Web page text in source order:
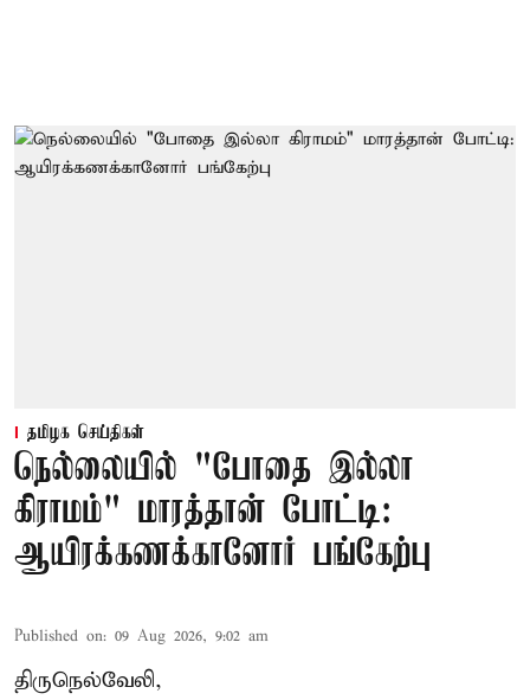
தமிழக செய்திகள்
நெல்லையில் "போதை இல்லா
கிராமம்" மாரத்தான் போட்டி:
ஆயிரக்கணக்கானோர் பங்கேற்பு
Published on: 09 Aug 2026, 9:02 am
திருநெல்வேலி,